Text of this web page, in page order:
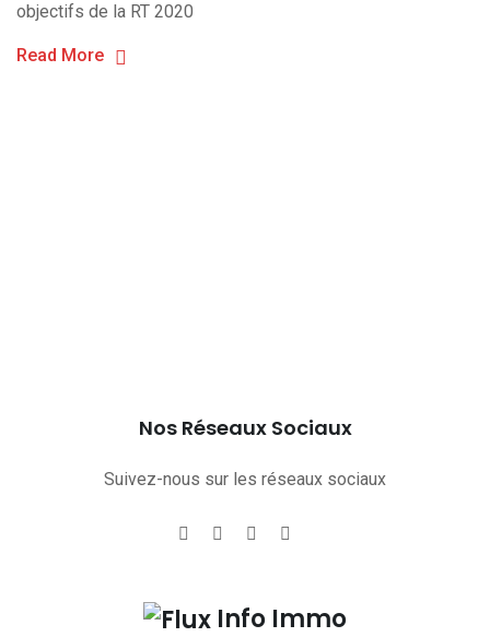
objectifs de la RT 2020
Read More
Nos Réseaux Sociaux
Suivez-nous sur les réseaux sociaux
Info Immo